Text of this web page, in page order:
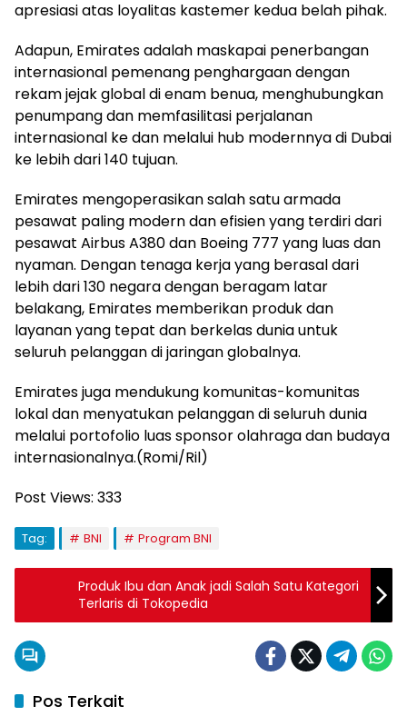
apresiasi atas loyalitas kastemer kedua belah pihak.
Adapun, Emirates adalah maskapai penerbangan
internasional pemenang penghargaan dengan
rekam jejak global di enam benua, menghubungkan
penumpang dan memfasilitasi perjalanan
internasional ke dan melalui hub modernnya di Dubai
ke lebih dari 140 tujuan.
Emirates mengoperasikan salah satu armada
pesawat paling modern dan efisien yang terdiri dari
pesawat Airbus A380 dan Boeing 777 yang luas dan
nyaman. Dengan tenaga kerja yang berasal dari
lebih dari 130 negara dengan beragam latar
belakang, Emirates memberikan produk dan
layanan yang tepat dan berkelas dunia untuk
seluruh pelanggan di jaringan globalnya.
Emirates juga mendukung komunitas-komunitas
lokal dan menyatukan pelanggan di seluruh dunia
melalui portofolio luas sponsor olahraga dan budaya
internasionalnya.(Romi/Ril)
Post Views: 333
Tag: BNI Program BNI
Produk Ibu dan Anak jadi Salah Satu Kategori
Terlaris di Tokopedia
Pos Terkait